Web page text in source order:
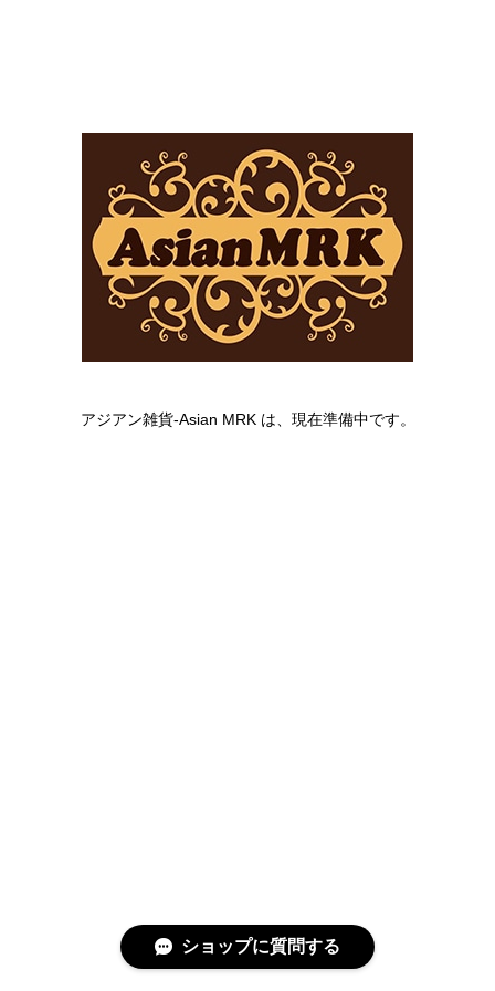
アジアン雑貨-Asian MRK は、現在準備中です。
ショップに質問する